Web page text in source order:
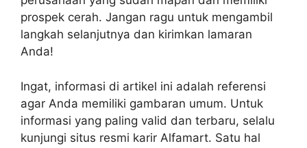
prospek cerah. Jangan ragu untuk mengambil
langkah selanjutnya dan kirimkan lamaran
Anda!
Ingat, informasi di artikel ini adalah referensi
agar Anda memiliki gambaran umum. Untuk
informasi yang paling valid dan terbaru, selalu
kunjungi situs resmi karir Alfamart. Satu hal